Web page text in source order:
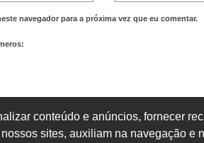
navegador para a próxima vez que eu comentar.
conteúdo e anúncios, fornecer
sites, auxiliam na navegação